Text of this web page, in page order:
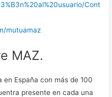
Cont
mutuamaz
MAZ.
en España con más de 100
presente en cada una